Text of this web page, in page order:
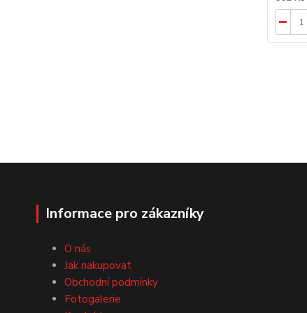
Informace pro zákazníky
O nás
Jak nakupovat
Obchodní podmínky
Fotogalerie